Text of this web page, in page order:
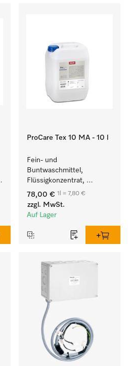
ProCare Tex 10 MA - 10 l
Fein- und
Buntwaschmittel,
Flüssigkonzentrat,
mildalkalisch, 10 l zur
Reinigung von
Buntwäsche und
78,00 € 1l = 7,80 €
zzgl. MwSt.
Auf Lager